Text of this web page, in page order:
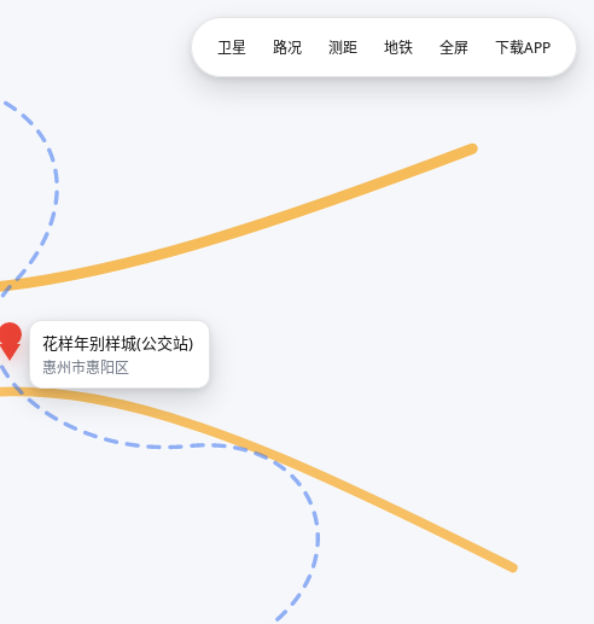
花样年别样城(公交站)
惠州市惠阳区
卫星 路况 测距 地铁 全屏 下载APP